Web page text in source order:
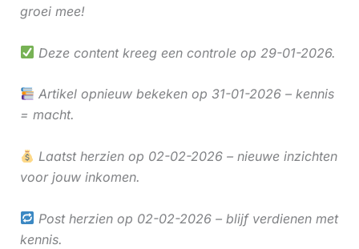
groei mee!
Deze content kreeg een controle op 29-01-2026.
Artikel opnieuw bekeken op 31-01-2026 – kennis
= macht.
Laatst herzien op 02-02-2026 – nieuwe inzichten
voor jouw inkomen.
Post herzien op 02-02-2026 – blijf verdienen met
kennis.